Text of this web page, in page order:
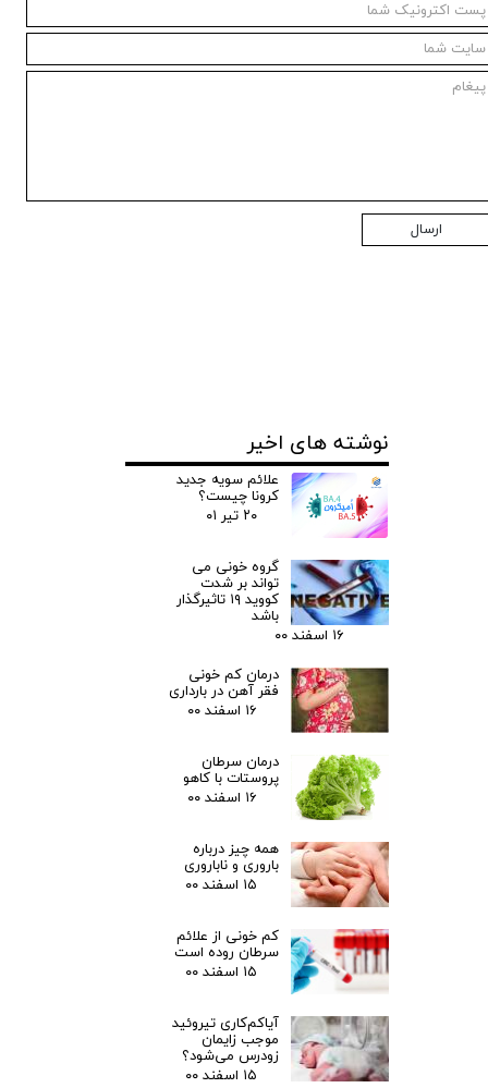
ارسال
نوشته های اخیر
علائم سویه جدید
کرونا چیست؟
۲۰ تیر ۰۱
گروه خونی می
تواند بر شدت
کووید ۱۹ تاثیرگذار
باشد
۱۶ اسفند ۰۰
درمان کم خونی
فقر آهن در بارداری
۱۶ اسفند ۰۰
درمان سرطان
پروستات با کاهو
۱۶ اسفند ۰۰
همه چیز درباره
باروری و ناباروری
۱۵ اسفند ۰۰
کم خونی از علائم
سرطان روده است
۱۵ اسفند ۰۰
آیاکم‌کاری تیروئید
موجب زایمان
زودرس می‌شود؟
۱۵ اسفند ۰۰